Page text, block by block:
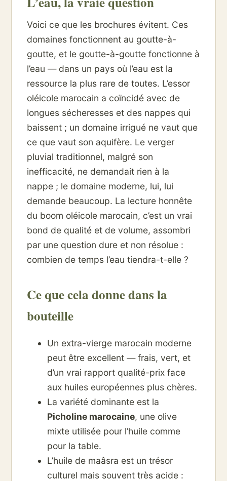
Voici ce que les brochures évitent. Ces
domaines fonctionnent au goutte-à-
goutte, et le goutte-à-goutte fonctionne à
l’eau — dans un pays où l’eau est la
ressource la plus rare de toutes. L’essor
oléicole marocain a coïncidé avec de
longues sécheresses et des nappes qui
baissent ; un domaine irrigué ne vaut que
ce que vaut son aquifère. Le verger
pluvial traditionnel, malgré son
inefficacité, ne demandait rien à la
nappe ; le domaine moderne, lui, lui
demande beaucoup. La lecture honnête
du boom oléicole marocain, c’est un vrai
bond de qualité et de volume, assombri
par une question dure et non résolue :
combien de temps l’eau tiendra-t-elle ?
Ce que cela donne dans la
bouteille
Un extra-vierge marocain moderne
peut être excellent — frais, vert, et
d’un vrai rapport qualité-prix face
aux huiles européennes plus chères.
La variété dominante est la
Picholine marocaine, une olive
mixte utilisée pour l’huile comme
pour la table.
L’huile de maâsra est un trésor
culturel mais souvent très acide :